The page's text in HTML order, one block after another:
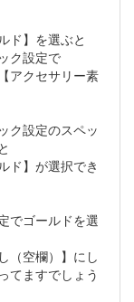
ド】を選ぶと
ク設定で
アクセサリー素
ク設定のスペッ
ド】が選択でき
でゴールドを選
（空欄）】にし
てますでしょう